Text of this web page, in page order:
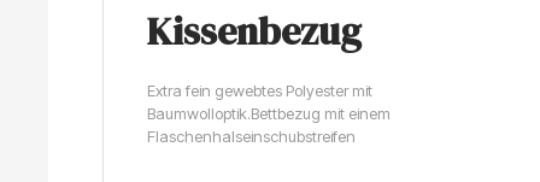
Kissenbezug
Extra fein gewebtes Polyester mit
Baumwolloptik.Bettbezug mit einem
Flaschenhalseinschubstreifen